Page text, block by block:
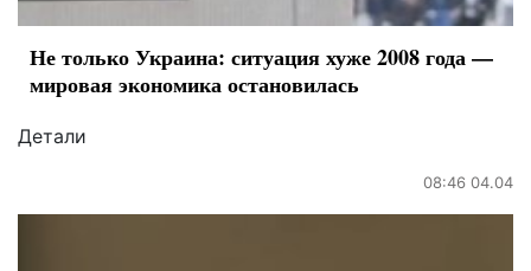
Не только Украина: ситуация хуже 2008 года —
мировая экономика остановилась
Детали
08:46 04.04